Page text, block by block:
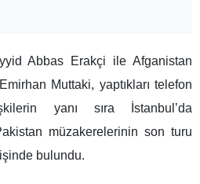
Abbas Erakçi ile Afganistan
Muttaki, yaptıkları telefon
yanı sıra İstanbul’da
müzakerelerinin son turu
bulundu.